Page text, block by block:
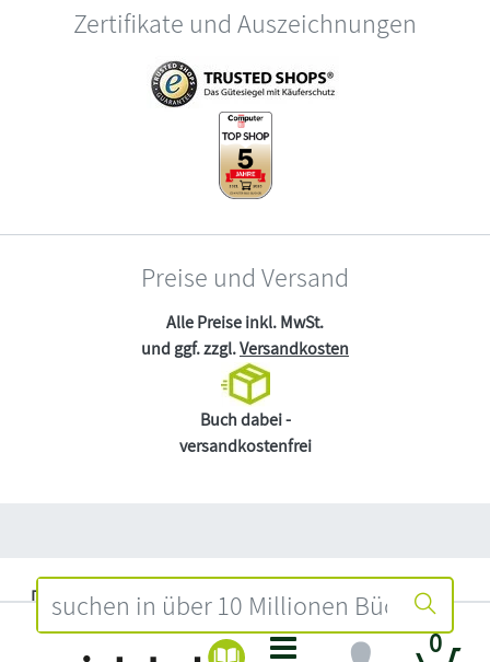
0
Zertifikate und Auszeichnungen
Preise und Versand
Alle Preise inkl. MwSt.
und ggf. zzgl.Versandkosten
Buch dabei -
versandkostenfrei
Datenschutz
Impressum